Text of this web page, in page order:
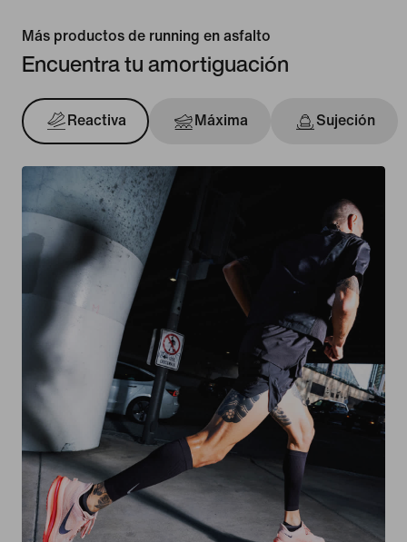
Más productos de running en asfalto
Encuentra tu amortiguación
Reactiva Máxima Sujeción